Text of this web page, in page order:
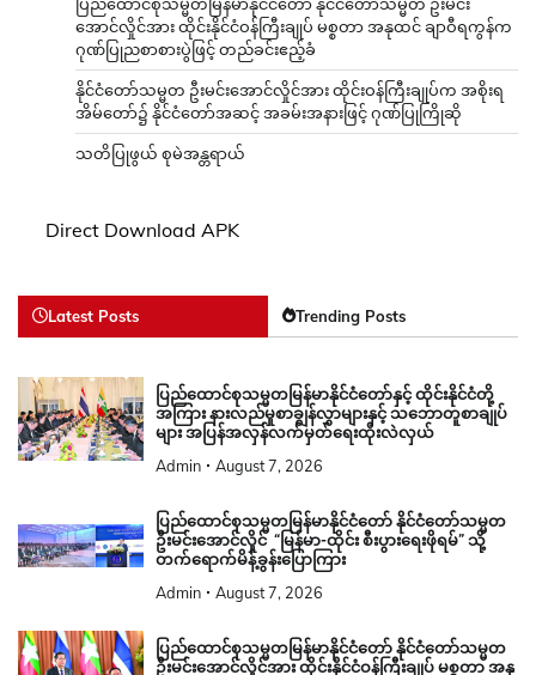
အောင်လှိုင်အား ထိုင်းနိုင်ငံဝန်ကြီးချုပ် မစ္စတာ အနုထင် ချာဝီရကွန်က
ဂုဏ်ပြုညစာစားပွဲဖြင့် တည်ခင်းဧည့်ခံ
နိုင်ငံတော်သမ္မတ ဦးမင်းအောင်လှိုင်အား ထိုင်းဝန်ကြီးချုပ်က အစိုးရ
အိမ်တော်၌ နိုင်ငံတော်အဆင့် အခမ်းအနားဖြင့် ဂုဏ်ပြုကြိုဆို
သတိပြုဖွယ် စုမဲအန္တရာယ်
Direct Download APK
Latest Posts Trending Posts
ပြည်ထောင်စုသမ္မတမြန်မာနိုင်ငံတော်နှင့် ထိုင်းနိုင်ငံတို့
အကြား နားလည်မှုစာချွန်လွှာများနှင့် သဘောတူစာချုပ်
များ အပြန်အလှန်လက်မှတ်ရေးထိုးလဲလှယ်
Admin August 7, 2026
ပြည်ထောင်စုသမ္မတမြန်မာနိုင်ငံတော် နိုင်ငံတော်သမ္မတ
ဦးမင်းအောင်လှိုင် “မြန်မာ-ထိုင်း စီးပွားရေးဖိုရမ်” သို့
တက်ရောက်မိန့်ခွန်းပြောကြား
Admin August 7, 2026
ပြည်ထောင်စုသမ္မတမြန်မာနိုင်ငံတော် နိုင်ငံတော်သမ္မတ
ဦးမင်းအောင်လှိုင်အား ထိုင်းနိုင်ငံဝန်ကြီးချုပ် မစ္စတာ အနု